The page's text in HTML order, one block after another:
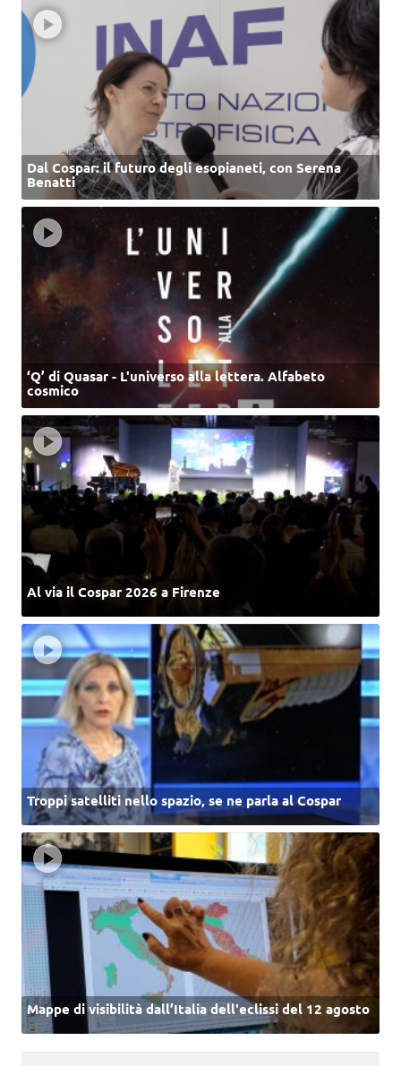
Dal Cospar: il futuro degli esopianeti, con Serena
Benatti
‘Q’ di Quasar - L'universo alla lettera. Alfabeto
cosmico
Al via il Cospar 2026 a Firenze
Troppi satelliti nello spazio, se ne parla al Cospar
Mappe di visibilità dall’Italia dell'eclissi del 12 agosto